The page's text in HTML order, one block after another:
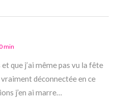
min
que j’ai même pas vu la fête
déconnectée en ce
j’en ai marre…